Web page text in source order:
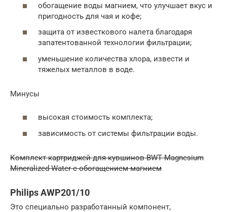
обогащение воды магнием, что улучшает вкус и
пригодность для чая и кофе;
защита от известкового налета благодаря
запатентованной технологии фильтрации;
уменьшение количества хлора, извести и
тяжелых металлов в воде.
Минусы
высокая стоимость комплекта;
зависимость от системы фильтрации воды.
Комплект картриджей для кувшинов BWT Magnesium
Mineralized Water с обогащением магнием
Philips AWP201/10
Это специально разработанный компонент,